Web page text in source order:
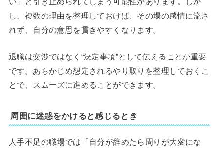
し、複数の理由を整理しておけば、その場の感情に流さ
れず、自分の意思を貫きやすくなります。
退職は交渉ではなく“決定事項”として伝えることが重要
です。あらかじめ想定されるやり取りを整理しておくこ
とで、スムーズに進めることができます。
周囲に迷惑をかけると感じるとき
人手不足の職場では「自分が辞めたら周りが大変にな